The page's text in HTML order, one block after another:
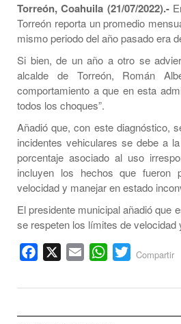
Torreón, Coahuila (21/07/2022).-
Torreón reporta un promedio
mismo periodo del año pasado era
Si bien, de un año a otro se
alcalde de Torreón, Román
comportamiento a que en esta
todos los choques”.
Añadió que, con este diagnóstico,
incidentes vehiculares se debe a
porcentaje asociado al uso
incluyen los hechos que fueron
velocidad y manejar en estado
El presidente municipal añadió que
se respeten los límites de velocidad
Facebook Email WhatsApp
Twitter
Compartir